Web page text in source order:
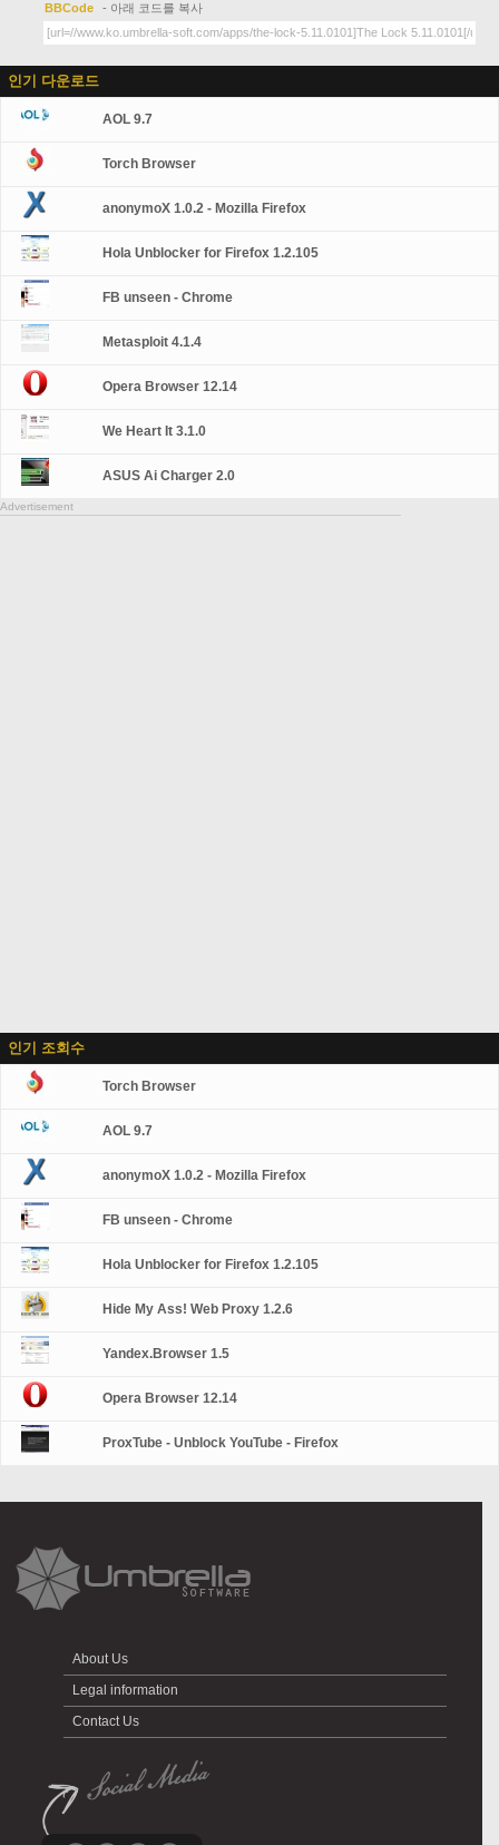
BBCode - 아래 코드를 복사
인기 다운로드
AOL 9.7
Torch Browser
anonymoX 1.0.2 - Mozilla Firefox
Hola Unblocker for Firefox 1.2.105
FB unseen - Chrome
Metasploit 4.1.4
Opera Browser 12.14
We Heart It 3.1.0
ASUS Ai Charger 2.0
Advertisement
인기 조회수
Torch Browser
AOL 9.7
anonymoX 1.0.2 - Mozilla Firefox
FB unseen - Chrome
Hola Unblocker for Firefox 1.2.105
Hide My Ass! Web Proxy 1.2.6
Yandex.Browser 1.5
Opera Browser 12.14
ProxTube - Unblock YouTube - Firefox
About Us
Legal information
Contact Us